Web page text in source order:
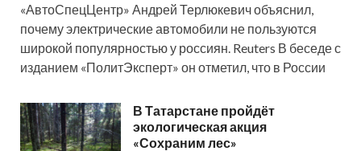
«АвтоСпецЦентр» Андрей Терлюкевич объяснил,
почему электрические автомобили не пользуются
широкой популярностью у россиян. Reuters В беседе с
изданием «ПолитЭксперт» он отметил, что в России
В Татарстане пройдёт
экологическая акция
«Сохраним лес»